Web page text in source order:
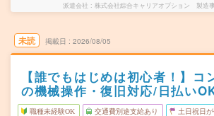
派遣会社 株式会社綜合キャリアオプション 製造事
未読 掲載日 2026/08/05
【誰でもはじめは初心者！】コ
の機械操作・復旧対応/日払い
職種未経験OK 交通費別途支給あり 土日祝日